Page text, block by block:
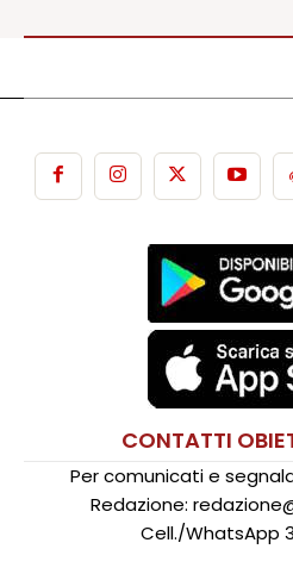
CONTATTI
Per comunicati e
Redazione:
Cell./WhatsApp